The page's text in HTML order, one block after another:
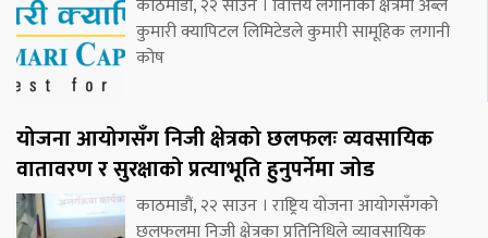
कुमारी क्यापिटल लिमिटेडले कुमारी सामूहिक लगानी
कोष
योजना आयोगसँग निजी क्षेत्रको छलफलः व्यवसायिक
वातावरण र सुरक्षाको प्रत्याभूति हुनुपर्नेमा जोड
काठमाडौं, २२ साउन । राष्ट्रिय योजना आयोगसँगको
छलफलमा निजी क्षेत्रका प्रतिनिधिले व्यावसायिक